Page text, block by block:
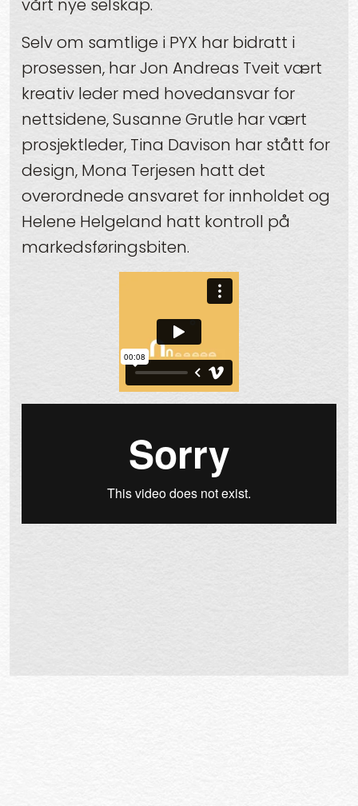
vårt nye selskap.
Selv om samtlige i PYX har bidratt i
prosessen, har Jon Andreas Tveit vært
kreativ leder med hovedansvar for
nettsidene, Susanne Grutle har vært
prosjektleder, Tina Davison har stått for
design, Mona Terjesen hatt det
overordnede ansvaret for innholdet og
Helene Helgeland hatt kontroll på
markedsføringsbiten.